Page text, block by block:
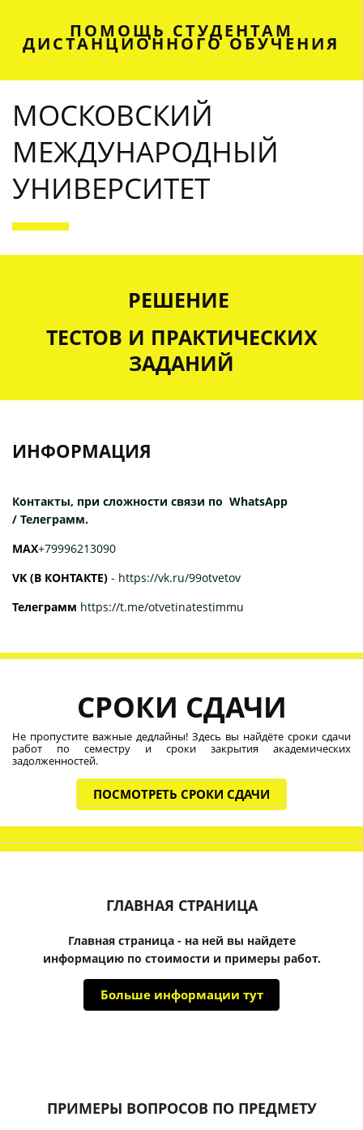
ПОМОЩЬ СТУДЕНТАМ
ДИСТАНЦИОННОГО ОБУЧЕНИЯ
МОСКОВСКИЙ
МЕЖДУНАРОДНЫЙ
УНИВЕРСИТЕТ
РЕШЕНИЕ
ТЕСТОВ И ПРАКТИЧЕСКИХ
ЗАДАНИЙ
ИНФОРМАЦИЯ
Контакты, при сложности связи по WhatsApp
/ Телеграмм.
МАХ+79996213090
VK (В КОНТАКТЕ) - https://vk.ru/99otvetov
Телеграмм https://t.me/otvetinatestimmu
СРОКИ СДАЧИ
Не пропустите важные дедлайны! Здесь вы найдёте сроки сдачи
работ по семестру и сроки закрытия академических
задолженностей.
ПОСМОТРЕТЬ СРОКИ СДАЧИ
ГЛАВНАЯ СТРАНИЦА
Главная страница - на ней вы найдете
информацию по стоимости и примеры работ.
Больше информации тут
ПРИМЕРЫ ВОПРОСОВ ПО ПРЕДМЕТУ